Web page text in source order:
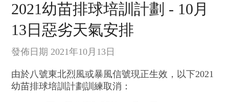
2021幼苗排球培訓計劃 - 10月
13日惡劣天氣安排
發佈日期 2021年10月13日
由於八號東北烈風或暴風信號現正生效， 以下2021
幼苗排球培訓計劃訓練取消：